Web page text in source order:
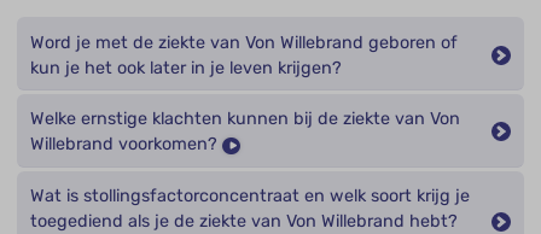
Word je met de ziekte van Von Willebrand geboren of
kun je het ook later in je leven krijgen?
Welke ernstige klachten kunnen bij de ziekte van Von
Willebrand voorkomen?
Wat is stollingsfactorconcentraat en welk soort krijg je
toegediend als je de ziekte van Von Willebrand hebt?